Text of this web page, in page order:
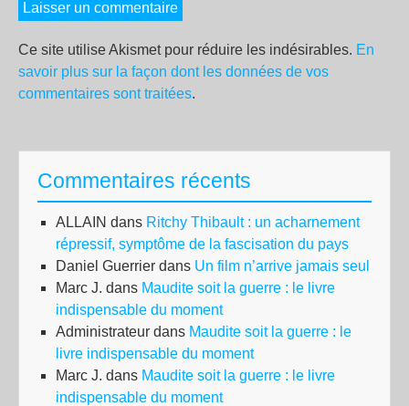
Ce site utilise Akismet pour réduire les indésirables. En
savoir plus sur la façon dont les données de vos
commentaires sont traitées.
Commentaires récents
ALLAIN dans Ritchy Thibault : un acharnement
répressif, symptôme de la fascisation du pays
Daniel Guerrier dans Un film n’arrive jamais seul
Marc J. dans Maudite soit la guerre : le livre
indispensable du moment
Administrateur dans Maudite soit la guerre : le
livre indispensable du moment
Marc J. dans Maudite soit la guerre : le livre
indispensable du moment